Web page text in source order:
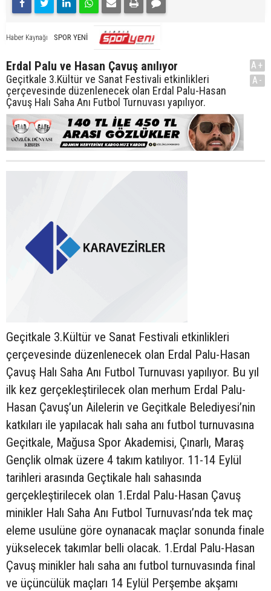
Haber Kaynağı SPOR YENİ
Erdal Palu ve Hasan Çavuş anılıyor
Geçitkale 3.Kültür ve Sanat Festivali etkinlikleri
çerçevesinde düzenlenecek olan Erdal Palu-Hasan
Çavuş Halı Saha Anı Futbol Turnuvası yapılıyor.
A+
A-
Geçitkale 3.Kültür ve Sanat Festivali etkinlikleri
çerçevesinde düzenlenecek olan Erdal Palu-Hasan
Çavuş Halı Saha Anı Futbol Turnuvası yapılıyor. Bu yıl
ilk kez gerçekleştirilecek olan merhum Erdal Palu-
Hasan Çavuş’un Ailelerin ve Geçitkale Belediyesi’nin
katkıları ile yapılacak halı saha anı futbol turnuvasına
Geçitkale, Mağusa Spor Akademisi, Çınarlı, Maraş
Gençlik olmak üzere 4 takım katılıyor. 11-14 Eylül
tarihleri arasında Geçtikale halı sahasında
gerçekleştirilecek olan 1.Erdal Palu-Hasan Çavuş
minikler Halı Saha Anı Futbol Turnuvası’nda tek maç
eleme usulüne göre oynanacak maçlar sonunda finale
yükselecek takımlar belli olacak. 1.Erdal Palu-Hasan
Çavuş minikler halı saha anı futbol turnuvasında final
ve üçüncülük maçları 14 Eylül Perşembe akşamı